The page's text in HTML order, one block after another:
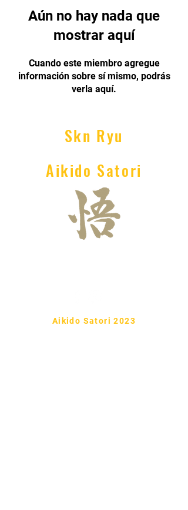
Aún no hay nada que
mostrar aquí
Cuando este miembro agregue
información sobre sí mismo, podrás
verla aquí.
Skn Ryu
Aikido Satori
Aikido Satori 2023